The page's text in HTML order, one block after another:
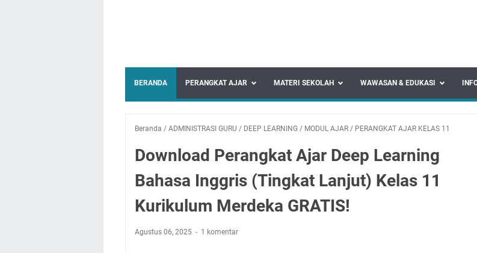
BERANDA PERANGKAT AJAR MATERI SEKOLAH WAWASAN & EDUKASI
Beranda / ADMINISTRASI GURU / DEEP LEARNING / MODUL AJAR / PERANGKAT AJAR KELAS 11
Download Perangkat Ajar Deep Learning
Bahasa Inggris (Tingkat Lanjut) Kelas 11
Kurikulum Merdeka GRATIS!
Agustus 06, 2025 1 komentar